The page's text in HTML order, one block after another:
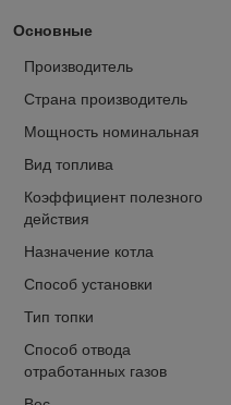
Основные
Производитель
Страна производитель
Мощность номинальная
Вид топлива
Коэффициент полезного
действия
Назначение котла
Способ установки
Тип топки
Способ отвода
отработанных газов